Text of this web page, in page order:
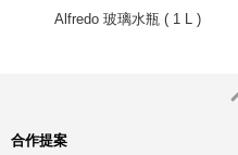
Alfredo 玻璃水瓶 ( 1 L )
合作提案